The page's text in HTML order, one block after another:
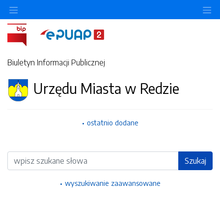
Biuletyn Informacji Publicznej
Urzędu Miasta w Redzie
ostatnio dodane
Wyszukiwarka Szukaj
wyszukiwanie zaawansowane